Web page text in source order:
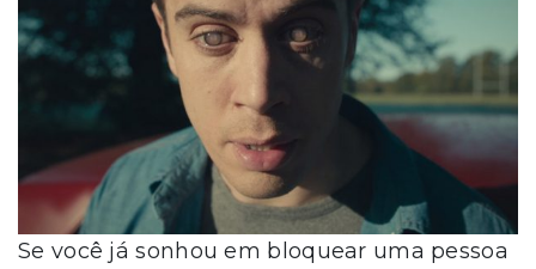
Se você já sonhou em bloquear uma pessoa